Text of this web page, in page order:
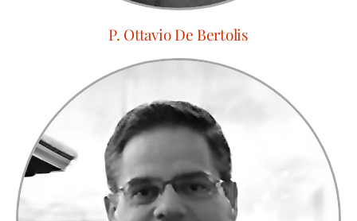
P. Ottavio De Bertolis